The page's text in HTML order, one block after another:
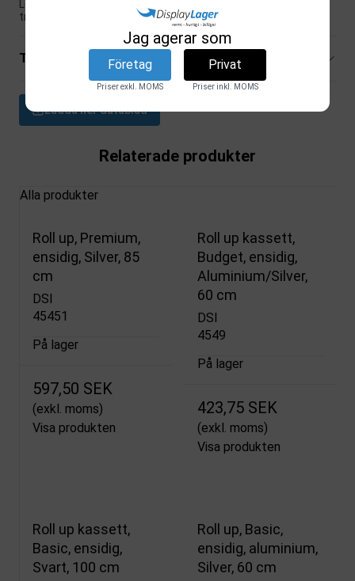
transport, och produkten väger endast 1,84 kg.
Tekniska specifikationer
Ladda ner datablad
Relaterade produkter
Alla produkter
Roll up, Premium,
ensidig, Silver, 85
cm
DSI
45451
På lager
597,50 SEK
(exkl. moms)
Visa produkten
Roll up kassett,
Budget, ensidig,
Aluminium/Silver,
60 cm
DSI
4549
På lager
423,75 SEK
(exkl. moms)
Visa produkten
Roll up kassett,
Basic, ensidig,
Svart, 100 cm
Roll up, Basic,
ensidig, aluminium,
Silver, 60 cm
Jag agerar som
Företag
Priser exkl. MOMS
Privat
Priser inkl. MOMS